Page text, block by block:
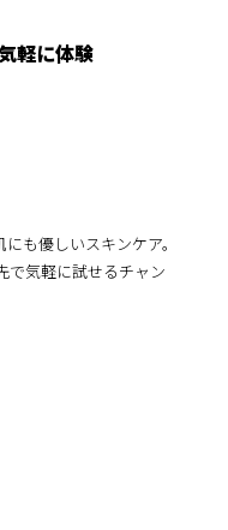
軽に体験
も優しいスキンケア。
で気軽に試せるチャン